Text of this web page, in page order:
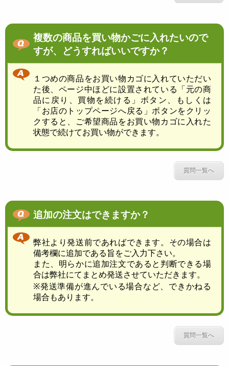
複数の商品を買い物かごに入れたいので
すが、どうすればいいですか？
１つめの商品をお買い物カゴに入れていただい
た後、ページ中ほどに設置されている「元の商
品に戻り、買物を続ける」ボタン、もしくは
「お店のトップページへ戻る」ボタンをクリッ
クすると、ご希望商品をお買い物カゴに入れた
状態で続けてお買い物ができます。
質問一覧へ
追加の注文はできますか？
弊社より発送前であればできます。その場合は
備考欄に追加である旨をご入力下さい。
また、明らかに追加注文であると判断できる場
合は弊社にてまとめ発送させていただきます。
※発送準備が進んでいる場合など、できかねる
場合もあります。
質問一覧へ